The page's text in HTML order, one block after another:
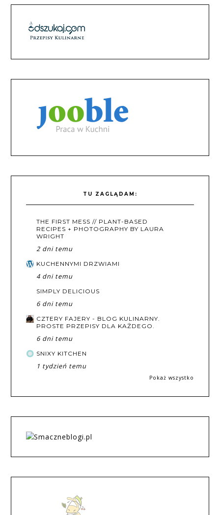
TU ZAGLĄDAM:
THE FIRST MESS // PLANT-BASED
RECIPES + PHOTOGRAPHY BY LAURA
WRIGHT
2 dni temu
KUCHENNYMI DRZWIAMI
4 dni temu
SIMPLY DELICIOUS
6 dni temu
CZTERY FAJERY - BLOG KULINARNY.
PROSTE PRZEPISY DLA KAŻDEGO.
6 dni temu
SNIXY KITCHEN
1 tydzień temu
Pokaż wszystko